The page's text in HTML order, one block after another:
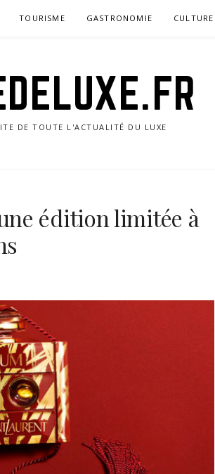
TOURISME GASTRONOMIE CULTURE
DE TOUTE L'ACTUALITÉ DU LUXE
édition limitée à